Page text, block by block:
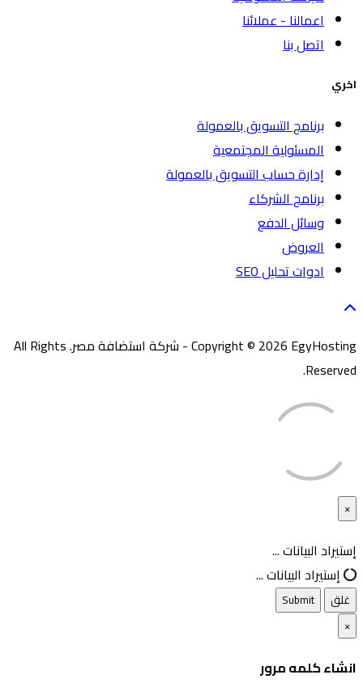
اعمالنا - عملائنا
اتصل بنا
اخري
برنامج التسويق بالعمولة
المسئولية المجتمعية
إدارة حساب التسويق بالعمولة
برنامج الشركاء
وسائل الدفع
العروض
ادوات تحليل SEO
Copyright © 2026 EgyHosting - شركة استضافة مصر. All Rights
Reserved.
×
غلق
إستيراد البيانات ...
إستيراد البيانات ...
غلق
Submit
×
انشاء كلمه مرور